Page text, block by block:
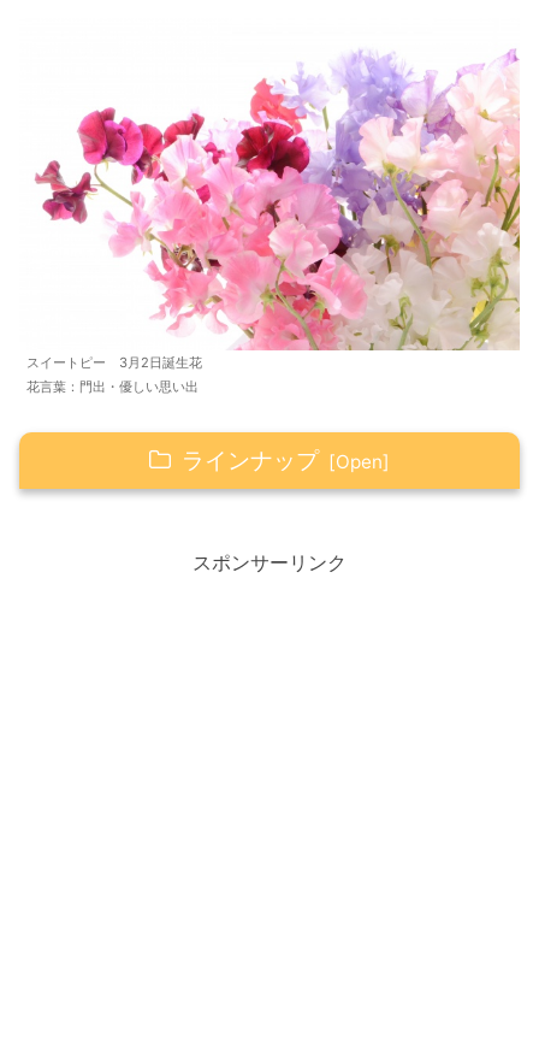
スイートピー 3月2日誕生花
花言葉：門出・優しい思い出
ラインナップ
Happy☆アイテムスポンサーリンク